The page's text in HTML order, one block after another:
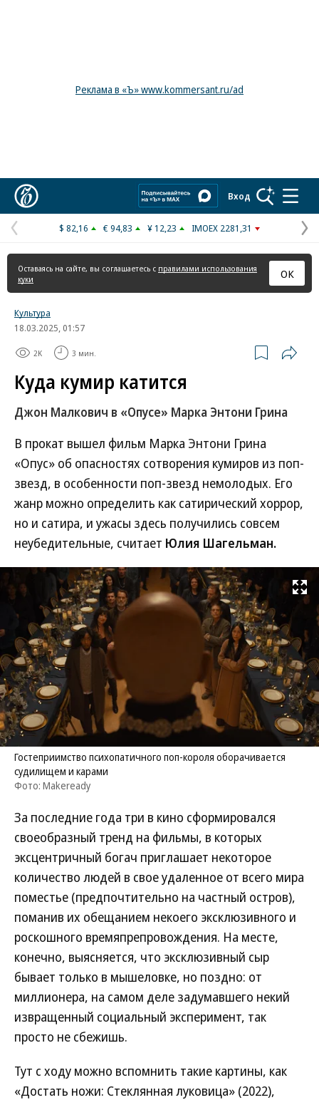
Реклама в «Ъ» www.kommersant.ru/ad
Вход
Предыдущая
страница
$ 82,16 € 94,83 ¥ 12,23 IMOEX 2281,31
Оставаясь на сайте, вы соглашаетесь с правилами использования
куки
ОК
Культура
18.03.2025, 01:57
2K 3 мин.
Куда кумир катится
Джон Малкович в «Опусе» Марка Энтони Грина
В прокат вышел фильм Марка Энтони Грина
«Опус» об опасностях сотворения кумиров из поп-
звезд, в особенности поп-звезд немолодых. Его
жанр можно определить как сатирический хоррор,
но и сатира, и ужасы здесь получились совсем
неубедительные, считает Юлия Шагельман.
Развернуть
Гостеприимство психопатичного поп-короля оборачивается
судилищем и карами
Фото: Makeready
За последние года три в кино сформировался
своеобразный тренд на фильмы, в которых
эксцентричный богач приглашает некоторое
количество людей в свое удаленное от всего мира
поместье (предпочтительно на частный остров),
поманив их обещанием некоего эксклюзивного и
роскошного времяпрепровождения. На месте,
конечно, выясняется, что эксклюзивный сыр
бывает только в мышеловке, но поздно: от
миллионера, на самом деле задумавшего некий
извращенный социальный эксперимент, так
просто не сбежишь.
Тут с ходу можно вспомнить такие картины, как
«Достать ножи: Стеклянная луковица» (2022),